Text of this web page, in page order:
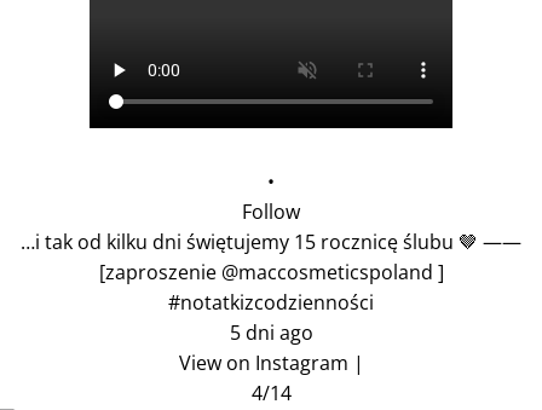
•
Follow
…i tak od kilku dni świętujemy 15 rocznicę ślubu 🤎 ——
[zaproszenie @maccosmeticspoland ]
#notatkizcodzienności
5 dni ago
View on Instagram |
4/14